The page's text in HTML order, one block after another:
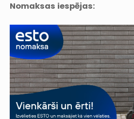
Nomaksas iespējas: